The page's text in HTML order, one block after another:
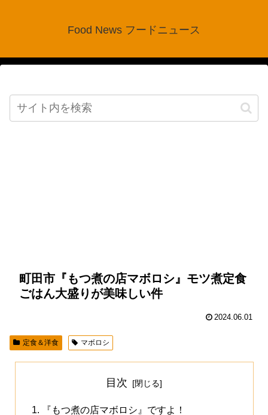
Food News フードニュース
町田市『もつ煮の店マボロシ』モツ煮定食
ごはん大盛りが美味しい件
2024.06.01
定食＆洋食 マボロシ
目次
『もつ煮の店マボロシ』ですよ！